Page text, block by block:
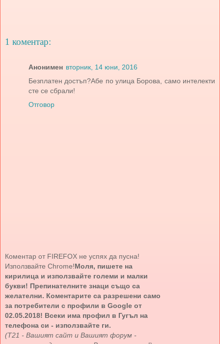
1 коментар:
Анонимен вторник, 14 юни, 2016
Безплатен достъп?Абе по улица Борова, само интелекти
сте се сбрали!
Отговор
Коментар от FIREFOX не успях да пусна!
Използвайте Chrome!Моля, пишете на
кирилица и използвайте големи и малки
букви! Препинателните знаци също са
желателни. Коментарите са разрешени само
за потребители с профили в Google от
02.05.2018! Всеки има профил в Гугъл на
телефона си - използвайте ги.
(Т21 - Вашият сайт и Вашият форум -